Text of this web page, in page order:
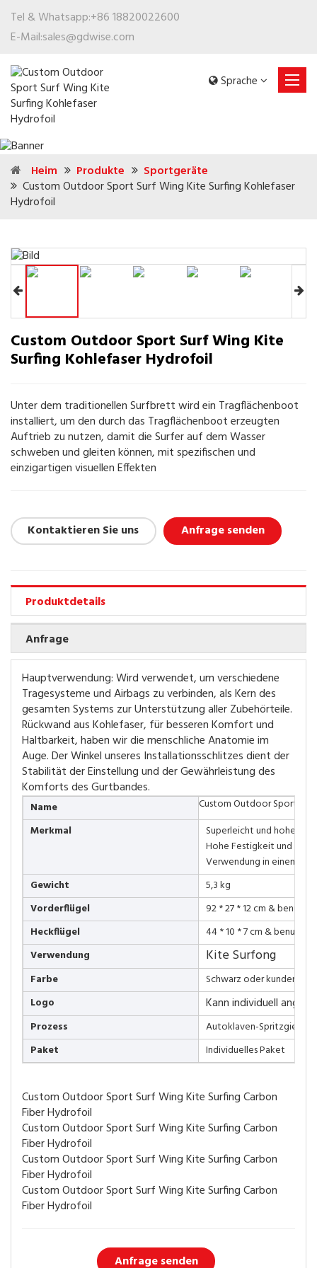
Tel & Whatsapp:+86 18820022600
E-Mail:sales@gdwise.com
Sprache
Heim Produkte
Sportgeräte
Custom Outdoor Sport Surf Wing Kite Surfing Kohlefaser
Hydrofoil
Custom Outdoor Sport Surf Wing Kite
Surfing Kohlefaser Hydrofoil
Unter dem traditionellen Surfbrett wird ein Tragflächenboot
installiert, um den durch das Tragflächenboot erzeugten
Auftrieb zu nutzen, damit die Surfer auf dem Wasser
schweben und gleiten können, mit spezifischen und
einzigartigen visuellen Effekten
Kontaktieren Sie uns Anfrage senden
Produktdetails
Anfrage
Hauptverwendung: Wird verwendet, um verschiedene
Tragesysteme und Airbags zu verbinden, als Kern des
gesamten Systems zur Unterstützung aller Zubehörteile.
Rückwand aus Kohlefaser, für besseren Komfort und
Haltbarkeit, haben wir die menschliche Anatomie im
Auge. Der Winkel unseres Installationsschlitzes dient der
Stabilität der Einstellung und der Gewährleistung des
Komforts des Gurtbandes.
Name
Custom Outdoor Sport
Merkmal
Superleicht und hohe
Hohe Festigkeit und
Verwendung in einem
Gewicht
5,3 kg
Vorderflügel
92 * 27 * 12 cm &
Heckflügel
44 * 10 * 7 cm &
Verwendung
Kite Surfong
Farbe
Schwarz oder
Logo
Kann individuell
Prozess
Autoklaven-
Paket
Individuelles Paket
Anfrage senden